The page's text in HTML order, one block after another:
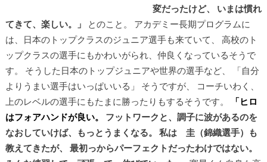
変だったけど、
いまは慣れ
てきて、楽しい。」
とのこと。 アカデミー長期プログラムに
は、日本のトップクラスのジュニア選手も来ていて、 高校のト
ップクラスの選手にもかわいがられ、仲良くなっているそうで
す。 そうした日本のトップジュニアや世界の選手など、 「自分
よりうまい選手はいっぱいいる」 そうですが、 コーチいわく、
上のレベルの選手にもたまに勝ったりもするそうです。
「ヒロ
はフォアハンドが良い。
フットワークと、調子に波があるのを
なおしていけば、もっとうまくなる。
私は 圭（錦織選手）も
教えてきたが、
最初っからパーフェクトだったわけではない。